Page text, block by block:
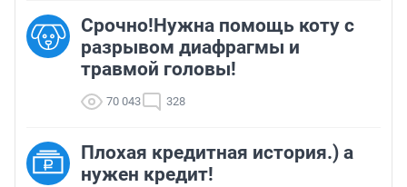
Срочно!Нужна помощь коту с
разрывом диафрагмы и
травмой головы!
70 043 328
Плохая кредитная история.) а
нужен кредит!